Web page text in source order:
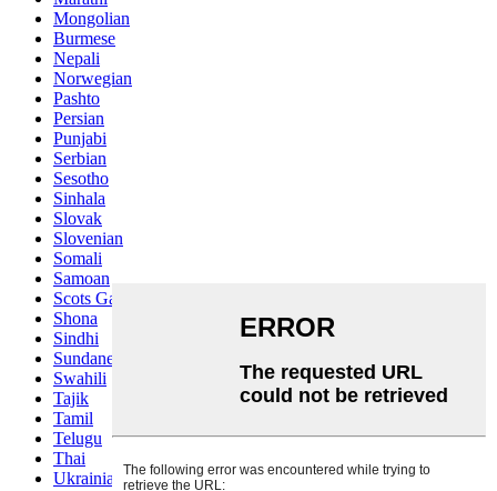
Mongolian
Burmese
Nepali
Norwegian
Pashto
Persian
Punjabi
Serbian
Sesotho
Sinhala
Slovak
Slovenian
Somali
Samoan
Scots Gaelic
Shona
Sindhi
Sundanese
Swahili
Tajik
Tamil
Telugu
Thai
Ukrainian